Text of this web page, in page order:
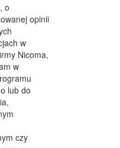
o
opinii
w
Nicoma,
w
lub do
czy